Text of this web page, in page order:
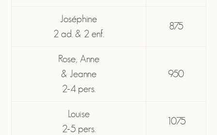
Joséphine
2 ad. & 2 enf.
875
Rose, Anne
& Jeanne
2-4 pers.
950
Louise
2-5 pers.
1075